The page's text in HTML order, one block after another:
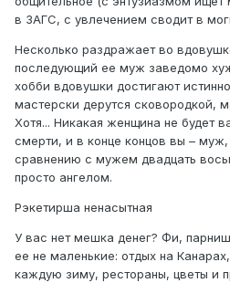
в ЗАГС, с увлечением сводит в
Несколько раздражает во
последующий ее муж заведомо
хобби вдовушки достигают
мастерски дерутся сковородкой,
Хотя... Никакая женщина не будет
смерти, и в конце концов вы –
сравнению с мужем двадцать
просто ангелом.
Рэкетирша ненасытная
У вас нет мешка денег? Фи,
ее не маленькие: отдых на
каждую зиму, рестораны, цветы и